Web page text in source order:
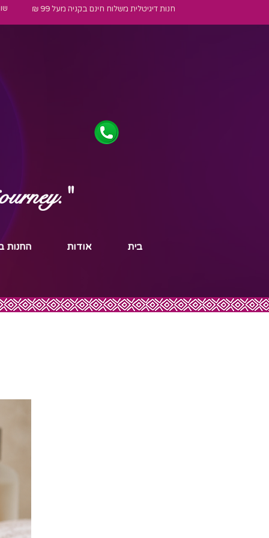
חנות דיגיטלית משלוח חינם בקניה מעל 99 ₪
בית אודות החנות